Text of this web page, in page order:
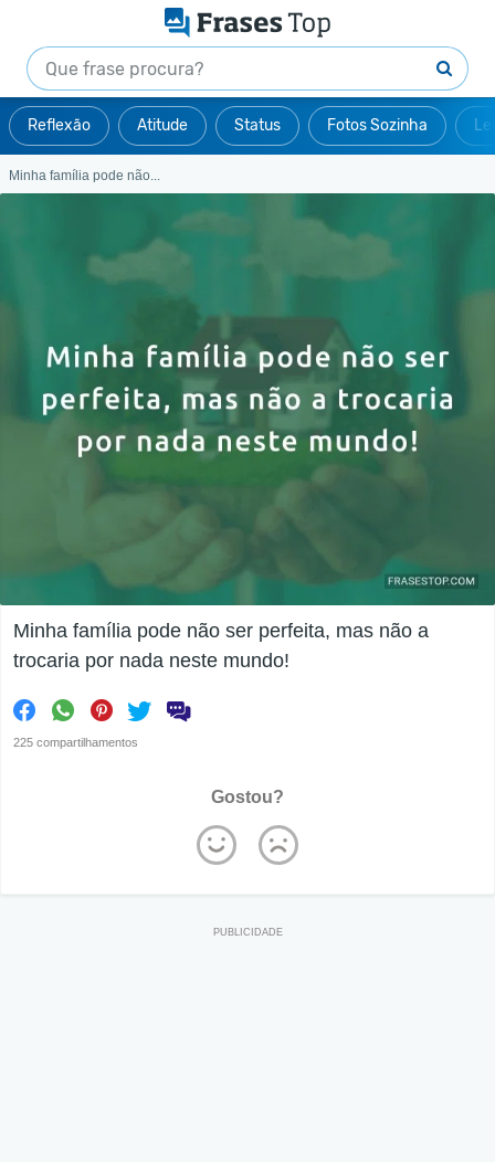
Reflexão Atitude Status Fotos Sozinha
Minha família pode não...
Minha família pode não ser perfeita, mas não a
trocaria por nada neste mundo!
225 compartilhamentos
Gostou?